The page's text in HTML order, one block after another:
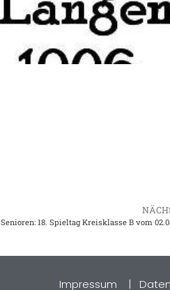
Senioren: 18. Spieltag Kreisklasse B vom
Impressum |